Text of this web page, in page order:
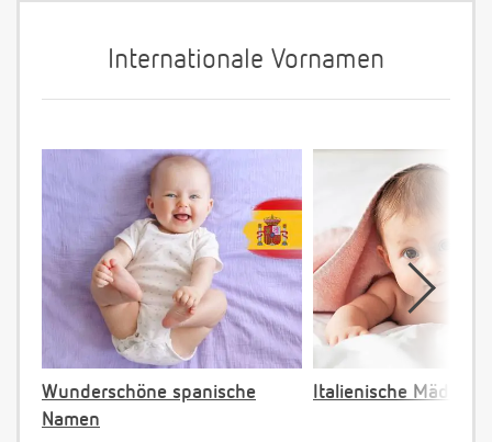
Internationale Vornamen
Wunderschöne spanische
Namen
Italienische